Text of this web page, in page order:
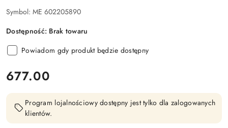
Symbol: ME 602205890
Dostępność: Brak towaru
Powiadom gdy produkt będzie dostępny
cena:
677.00
Program lojalnościowy dostępny jest tylko dla zalogowanych
klientów.